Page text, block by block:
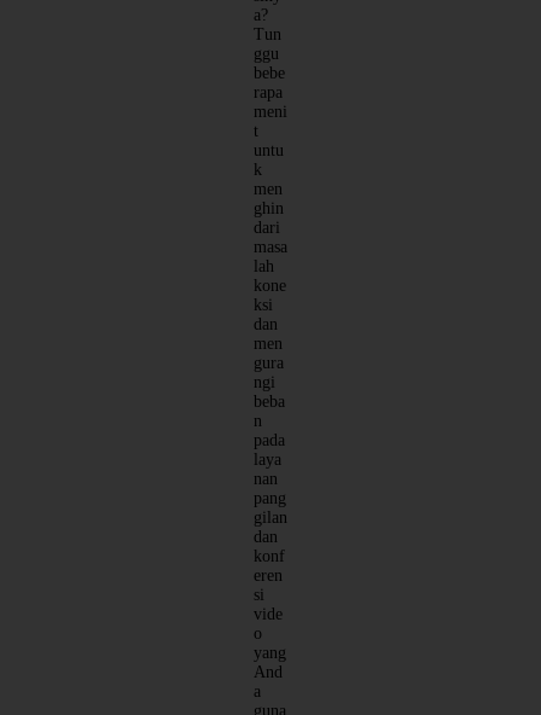
a?
Tun
ggu
bebe
rapa
meni
t
untu
k
men
ghin
dari
masa
lah
kone
ksi
dan
men
gura
ngi
beba
n
pada
laya
nan
pang
gilan
dan
konf
eren
si
vide
o
yang
And
a
guna